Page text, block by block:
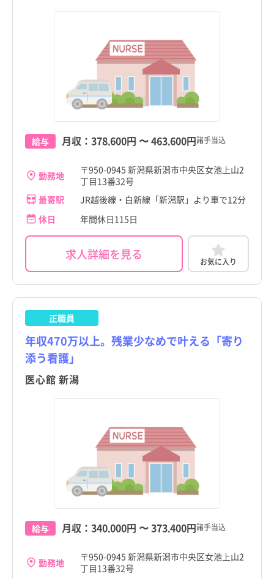
給与 月収： 378,600円 〜463,600円諸手当込
勤務地
〒950-0945 新潟県新潟市中央区女池上山2
丁目13番32号
最寄駅
JR越後線・白新線「新潟駅」より車で12分
休日
年間休日115日
求人詳細を見る お気に入り
正職員
年収470万以上。残業少なめで叶える「寄り
添う看護」
医心館 新潟
給与 月収： 340,000円 〜373,400円諸手当込
勤務地
〒950-0945 新潟県新潟市中央区女池上山2
丁目13番32号